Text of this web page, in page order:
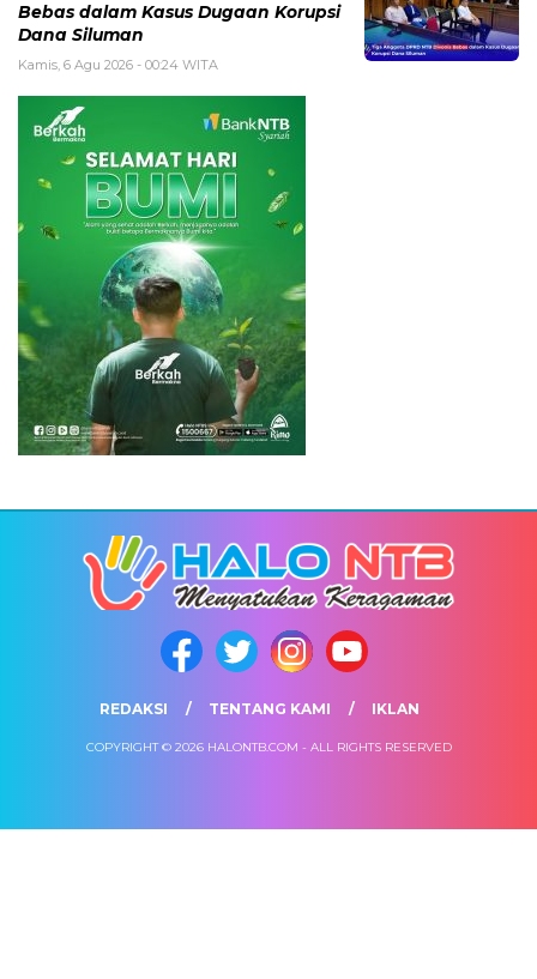
Bebas dalam Kasus Dugaan Korupsi
Dana Siluman
Kamis, 6 Agu 2026 - 00:24 WITA
REDAKSI TENTANG KAMI IKLAN
COPYRIGHT © 2026 HALONTB.COM - ALL RIGHTS RESERVED